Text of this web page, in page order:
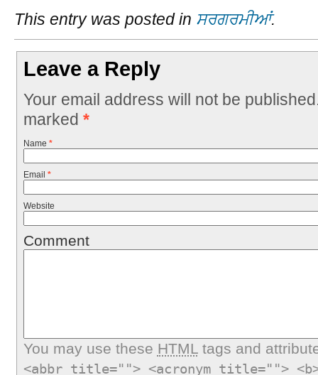
This entry was posted in ਸਰਗਰਮੀਆਂ.
Leave a Reply
Your email address will not be
marked *
Name *
Email *
Website
Comment
You may use these HTMLtags and
<abbr title=""> <acronym title="">